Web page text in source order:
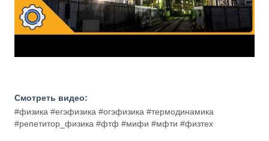
Смотреть видео:
#физика #егэфизика #огэфизика #термодинамика
#репетитор_физика #фтф #мифи #мфти #физтех